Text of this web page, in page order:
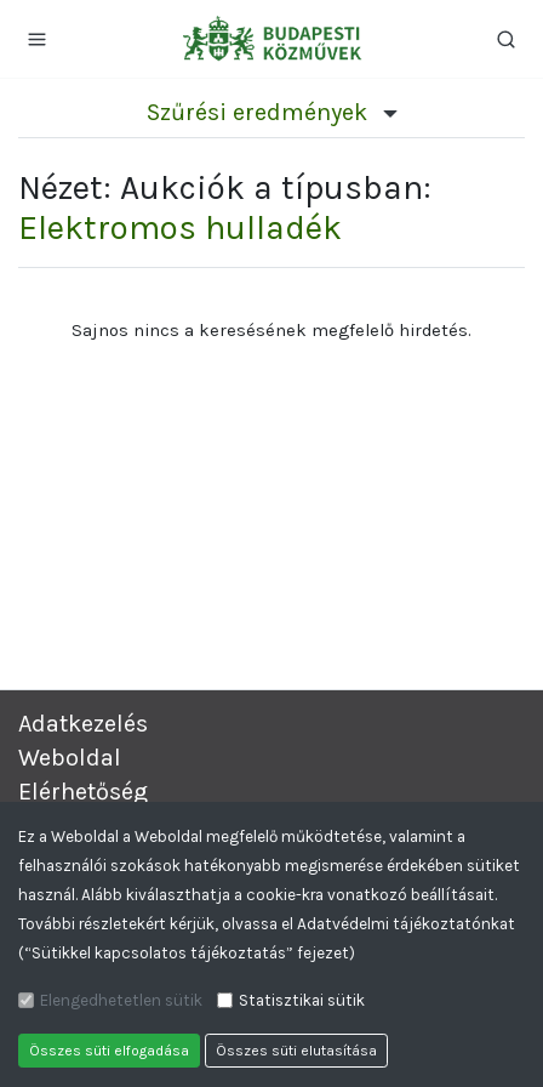
Szűrési eredmények
Nézet: Aukciók a típusban:
Elektromos hulladék
Sajnos nincs a keresésének megfelelő hirdetés.
Adatkezelés
Weboldal
Elérhetőség
Minden Jog Fenntartva.
Greencomp Tendereztető rendszer
Feliratkozom az Aukciós hírlevelekre
Ez a Weboldal a Weboldal megfelelő működtetése, valamint a
felhasználói szokások hatékonyabb megismerése érdekében sütiket
használ. Alább kiválaszthatja a cookie-kra vonatkozó beállításait.
További részletekért kérjük, olvassa el Adatvédelmi tájékoztatónkat
(“Sütikkel kapcsolatos tájékoztatás” fejezet)
Elengedhetetlen sütik Statisztikai sütik
Összes süti elfogadása Összes süti elutasítása